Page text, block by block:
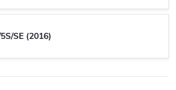
SE (2016)